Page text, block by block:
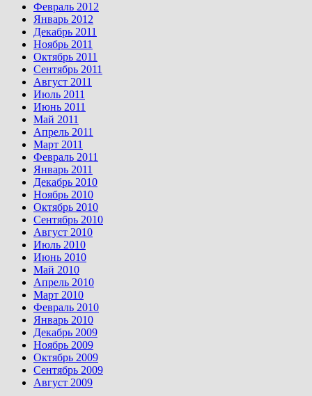
Февраль 2012
Январь 2012
Декабрь 2011
Ноябрь 2011
Октябрь 2011
Сентябрь 2011
Август 2011
Июль 2011
Июнь 2011
Май 2011
Апрель 2011
Март 2011
Февраль 2011
Январь 2011
Декабрь 2010
Ноябрь 2010
Октябрь 2010
Сентябрь 2010
Август 2010
Июль 2010
Июнь 2010
Май 2010
Апрель 2010
Март 2010
Февраль 2010
Январь 2010
Декабрь 2009
Ноябрь 2009
Октябрь 2009
Сентябрь 2009
Август 2009